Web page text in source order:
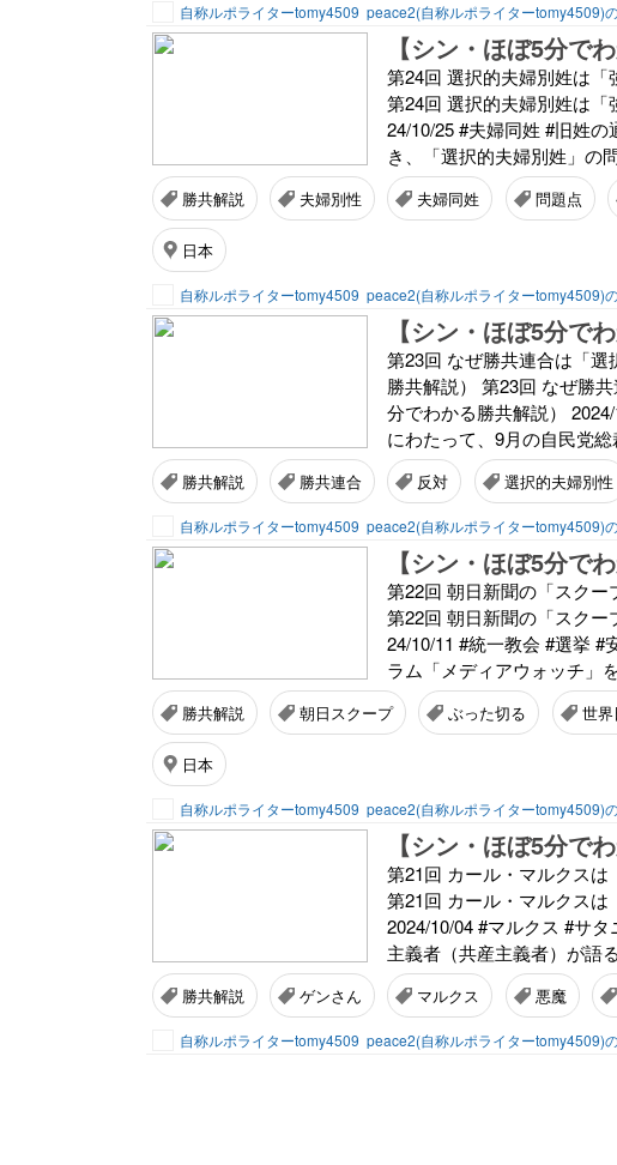
自称ルポライターtomy4509 peace2(自称ルポライターtomy4509)
第24回 選択的夫婦別姓は「
第24回 選択的夫婦別姓は
24/10/25 #夫婦同姓 #旧姓
き、「選択的夫婦別姓」の
勝共解説 夫婦別性 夫婦同姓 問題点
日本
自称ルポライターtomy4509 peace2(自称ルポライターtomy4509)
第23回 なぜ勝共連合は「
勝共解説） 第23回 なぜ勝
分でわかる勝共解説）
にわたって、9月の自民党
勝共解説 勝共連合 反対 選択的夫婦別性
自称ルポライターtomy4509 peace2(自称ルポライターtomy4509)
第22回 朝日新聞の「スクー
第22回 朝日新聞の「スク
24/10/11 #統一教会 #選挙 #
ラム「メディアウォッチ」
勝共解説 朝日スクープ ぶった切る 世界
日本
自称ルポライターtomy4509 peace2(自称ルポライターtomy4509)
第21回 カール・マルクスは
第21回 カール・マルクスは
2024/10/04 #マルクス #サ
主義者（共産主義者）が語
勝共解説 ゲンさん マルクス 悪魔
自称ルポライターtomy4509 peace2(自称ルポライターtomy4509)